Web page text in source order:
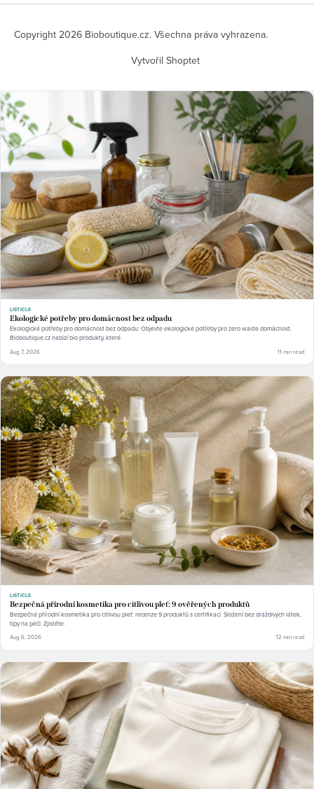
Vytvořil Shoptet
Copyright 2026 Bioboutique.cz. Všechna práva vyhrazena.
LISTICLE
Ekologické potřeby pro domácnost bez odpadu
Ekologické potřeby pro domácnost bez odpadu: Objevte ekologické potřeby pro zero waste domácnost.
Bioboutique.cz nabízí bio produkty, které.
Aug 7, 2026 11 min read
LISTICLE
Bezpečná přírodní kosmetika pro citlivou pleť: 9 ověřených produktů
Bezpečná přírodní kosmetika pro citlivou pleť: recenze 9 produktů s certifikací. Složení bez dráždivých látek,
tipy na péči. Zjistěte.
Aug 6, 2026 12 min read